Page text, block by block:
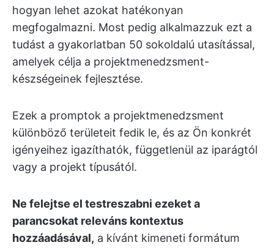
hogyan lehet azokat hatékonyan
megfogalmazni. Most pedig alkalmazzuk ezt a
tudást a gyakorlatban 50 sokoldalú utasítással,
amelyek célja a projektmenedzsment-
készségeinek fejlesztése.
Ezek a promptok a projektmenedzsment
különböző területeit fedik le, és az Ön konkrét
igényeihez igazíthatók, függetlenül az iparágtól
vagy a projekt típusától.
Ne felejtse el testreszabni ezeket a
parancsokat releváns kontextus
hozzáadásával, a kívánt kimeneti formátum